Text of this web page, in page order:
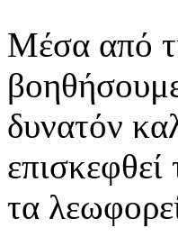
Μέσα από
δυνατόν
τα